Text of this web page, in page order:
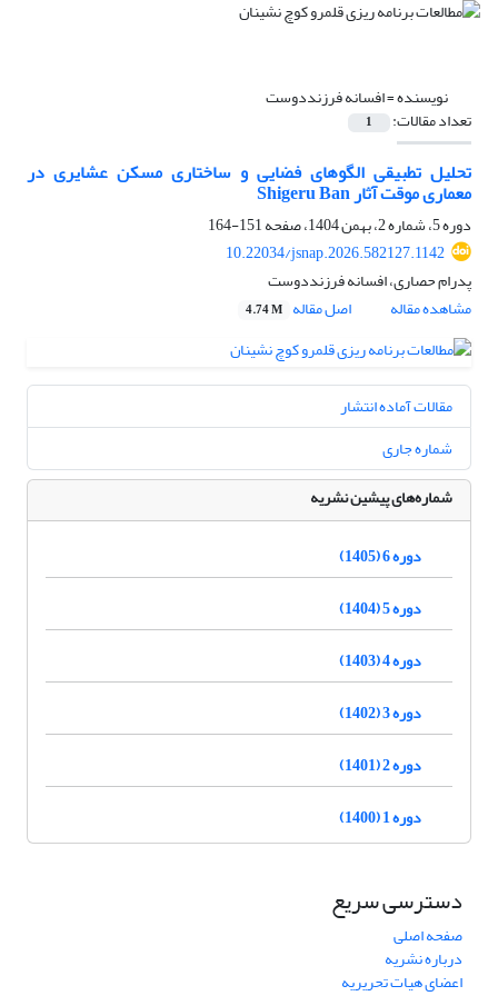
نویسنده =افسانه فرزنددوست
تعداد مقالات: 1
تحلیل تطبیقی الگوهای فضایی و ساختاری مسکن عشایری در
معماری موقتآثارShigeru Ban
دوره 5، شماره 2، بهمن 1404، صفحه
151-164
10.22034/jsnap.2026.582127.1142
پدرام حصاری، افسانه فرزنددوست
مشاهده مقاله
اصل مقاله 4.74 M
مقالات آماده انتشار
شماره جاری
شماره‌های پیشین نشریه
دوره 6 (1405)
دوره 5 (1404)
دوره 4 (1403)
دوره 3 (1402)
دوره 2 (1401)
دوره 1 (1400)
دسترسی سریع
صفحه اصلی
درباره نشریه
اعضای هیات تحریریه